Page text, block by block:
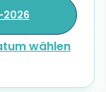
wählen